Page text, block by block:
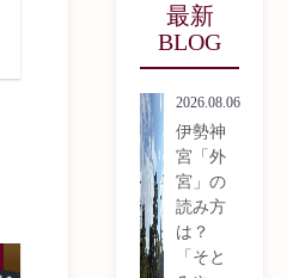
最新
BLOG
2026.08.06
伊勢神
宮「外
宮」の
読み方
は？
「そと